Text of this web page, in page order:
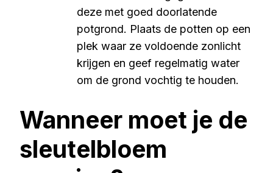
deze met goed doorlatende
potgrond. Plaats de potten op een
plek waar ze voldoende zonlicht
krijgen en geef regelmatig water
om de grond vochtig te houden.
Wanneer moet je de
sleutelbloem